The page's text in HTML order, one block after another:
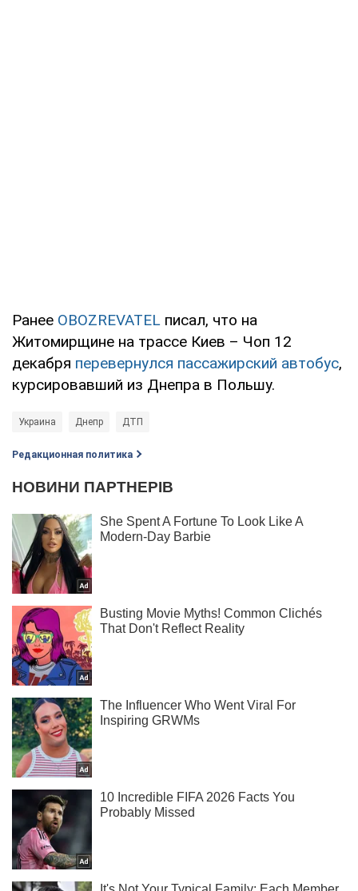
Ранее OBOZREVATEL писал, что на
Житомирщине на трассе Киев – Чоп 12
декабря перевернулся пассажирский автобус,
курсировавший из Днепра в Польшу.
Украина Днепр ДТП
Редакционная политика